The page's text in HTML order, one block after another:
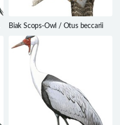
Biak Scops-Owl / Otus beccarii